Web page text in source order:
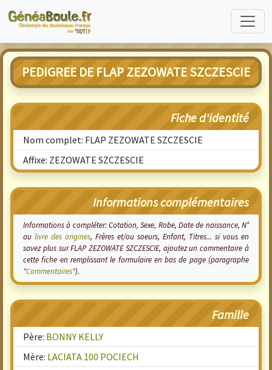
PEDIGREE DE FLAP ZEZOWATE SZCZESCIE
Fiche d'identité
Nom complet: FLAP ZEZOWATE SZCZESCIE
Affixe: ZEZOWATE SZCZESCIE
Informations complémentaires
Informations à compléter: Cotation, Sexe, Robe, Date de naissance, N°
au livre des origines, Frères et/ou soeurs, Enfant, Titres... si vous en
savez plus sur FLAP ZEZOWATE SZCZESCIE, ajoutez un commentaire à
cette fiche en remplissant le formulaire en bas de page (paragraphe
"Commentaires").
Famille
Père: BONNY KELLY
Mère: LACIATA 100 POCIECH